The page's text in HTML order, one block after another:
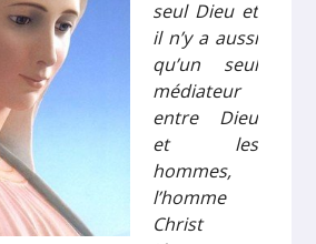
seul Dieu et
il n’y a aussi
qu’un seul
médiateur
entre Dieu
et les
hommes,
l’homme
Christ